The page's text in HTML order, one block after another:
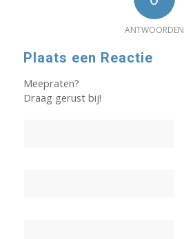
ANTWOORDEN
Plaats een Reactie
Meepraten?
Draag gerust bij!